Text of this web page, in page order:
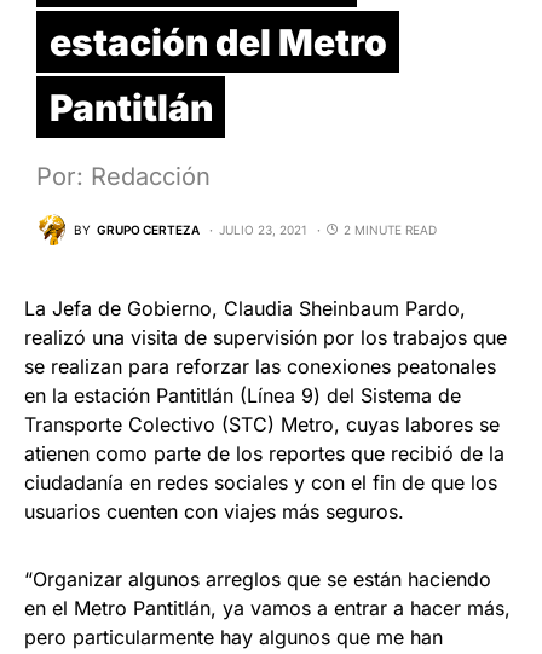
estación del Metro
Pantitlán
Por: Redacción
BY GRUPO CERTEZA JULIO 23, 2021 2 MINUTE READ
La Jefa de Gobierno, Claudia Sheinbaum Pardo,
realizó una visita de supervisión por los trabajos que
se realizan para reforzar las conexiones peatonales
en la estación Pantitlán (Línea 9) del Sistema de
Transporte Colectivo (STC) Metro, cuyas labores se
atienen como parte de los reportes que recibió de la
ciudadanía en redes sociales y con el fin de que los
usuarios cuenten con viajes más seguros.
“Organizar algunos arreglos que se están haciendo
en el Metro Pantitlán, ya vamos a entrar a hacer más,
pero particularmente hay algunos que me han